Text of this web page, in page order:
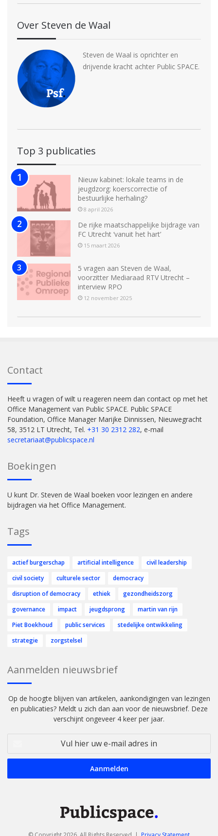
Over Steven de Waal
Steven de Waal is oprichter en
drijvende kracht achter Public SPACE.
Top 3 publicaties
Nieuw kabinet: lokale teams in de
jeugdzorg: koerscorrectie of
bestuurlijke herhaling?
8 april 2026
De rijke maatschappelijke bijdrage van
FC Utrecht ‘vanuit het hart’
15 maart 2026
5 vragen aan Steven de Waal,
voorzitter Mediaraad RTV Utrecht –
interview RPO
12 november 2025
Contact
Heeft u vragen of wilt u reageren neem dan contact op met het
Office Management van Public SPACE. Public SPACE
Foundation, Office Manager Marijke Dinnissen, Nieuwegracht
58, 3512 LT Utrecht, Tel. +31 30 2312 282, e-mail
secretariaat@publicspace.nl
Boekingen
U kunt Dr. Steven de Waal boeken voor lezingen en andere
bijdragen via het Office Management.
Tags
actief burgerschap artificial intelligence
civil leadership
civil society
culturele sector
democracy
disruption of democracy
ethiek
gezondheidszorg
governance
impact jeugdsprong
martin van rijn
Piet Boekhoud
public services
stedelijke ontwikkeling
strategie
zorgstelsel
Aanmelden nieuwsbrief
Op de hoogte blijven van artikelen, aankondigingen van lezingen
en publicaties? Meldt u zich dan aan voor de nieuwsbrief. Deze
verschijnt ongeveer 4 keer per jaar.
uw
mail